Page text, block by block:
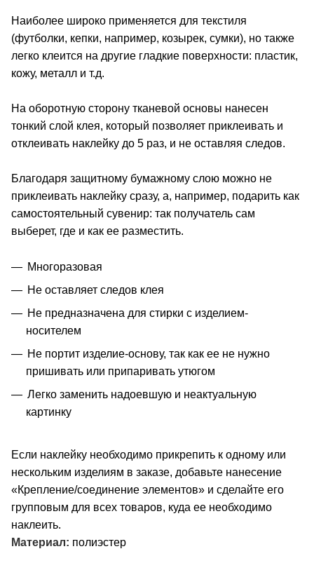
Наиболее широко применяется для текстиля
(футболки, кепки, например, козырек, сумки), но также
легко клеится на другие гладкие поверхности: пластик,
кожу, металл и т.д.
На оборотную сторону тканевой основы нанесен
тонкий слой клея, который позволяет приклеивать и
отклеивать наклейку до 5 раз, и не оставляя следов.
Благодаря защитному бумажному слою можно не
приклеивать наклейку сразу, а, например, подарить как
самостоятельный сувенир: так получатель сам
выберет, где и как ее разместить.
Многоразовая
Не оставляет следов клея
Не предназначена для стирки с изделием-
носителем
Не портит изделие-основу, так как ее не нужно
пришивать или припаривать утюгом
Легко заменить надоевшую и неактуальную
картинку
Если наклейку необходимо прикрепить к одному или
нескольким изделиям в заказе, добавьте нанесение
«Крепление/соединение элементов» и сделайте его
групповым для всех товаров, куда ее необходимо
наклеить.
Материал: полиэстер